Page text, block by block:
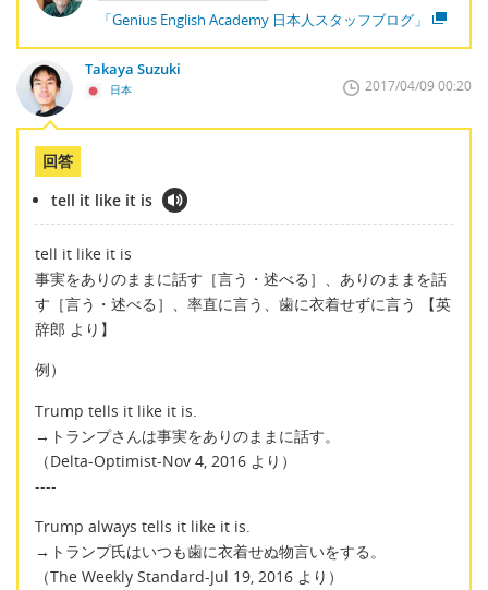
「Genius English Academy 日本人スタッフブログ」
Takaya Suzuki
日本 2017/04/09 00:20
回答
tell it like it is
tell it like it is
事実をありのままに話す［言う・述べる］、ありのままを話
す［言う・述べる］、率直に言う、歯に衣着せずに言う 【英
辞郎 より】
例）
Trump tells it like it is.
→トランプさんは事実をありのままに話す。
（Delta-Optimist-Nov 4, 2016 より）
----
Trump always tells it like it is.
→トランプ氏はいつも歯に衣着せぬ物言いをする。
（The Weekly Standard-Jul 19, 2016 より）